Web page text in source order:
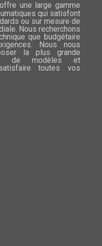
offre une large gamme
qui satisfont
ou sur mesure de
Nous recherchons
que budgétaire
Nous nous
la plus grande
de modèles et
toutes vos